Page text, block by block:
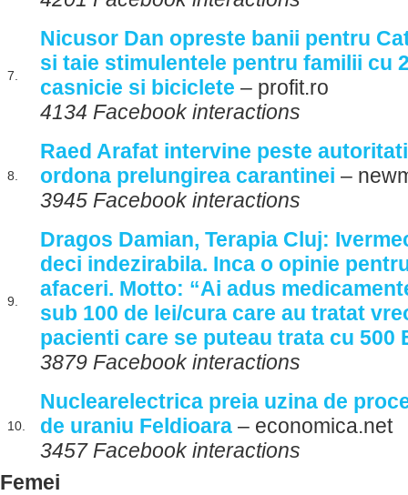
7.
Nicusor Dan opreste banii pentru
si taie stimulentele pentru familii cu
casnicie si biciclete – profit.ro
4134 Facebook interactions
8.
Raed Arafat intervine peste
ordona prelungirea carantinei –
3945 Facebook interactions
9.
Dragos Damian, Terapia Cluj:
deci indezirabila. Inca o opinie
afaceri. Motto: “Ai adus
sub 100 de lei/cura care au tratat
pacienti care se puteau trata cu 500
3879 Facebook interactions
10.
Nuclearelectrica preia uzina de
de uraniu Feldioara – economica.net
3457 Facebook interactions
Femei